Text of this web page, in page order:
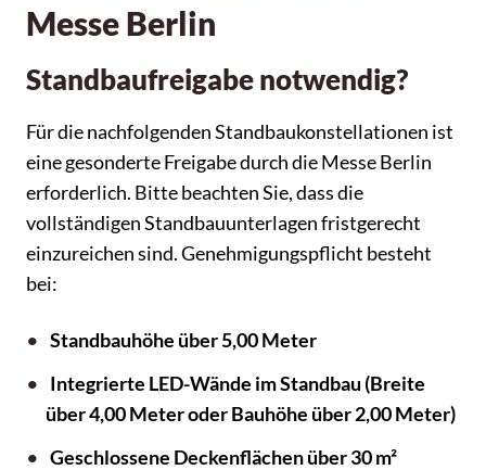
Messe Berlin
Standbaufreigabe notwendig?
Für die nachfolgenden Standbaukonstellationen ist
eine gesonderte Freigabe durch die Messe Berlin
erforderlich. Bitte beachten Sie, dass die
vollständigen Standbauunterlagen fristgerecht
einzureichen sind. Genehmigungspflicht besteht
bei:
Standbauhöhe über 5,00 Meter
Integrierte LED-Wände im Standbau (Breite
über 4,00 Meter oder Bauhöhe über 2,00 Meter)
Geschlossene Deckenflächen über 30 m²